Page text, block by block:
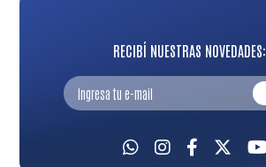
RECIBÍ NUESTRAS NOVEDADES: